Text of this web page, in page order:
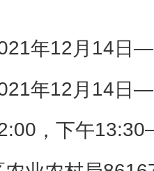
21年12月 14 日—
21年12月 14 日—
，下午13:30